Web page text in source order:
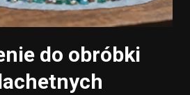
do obróbki